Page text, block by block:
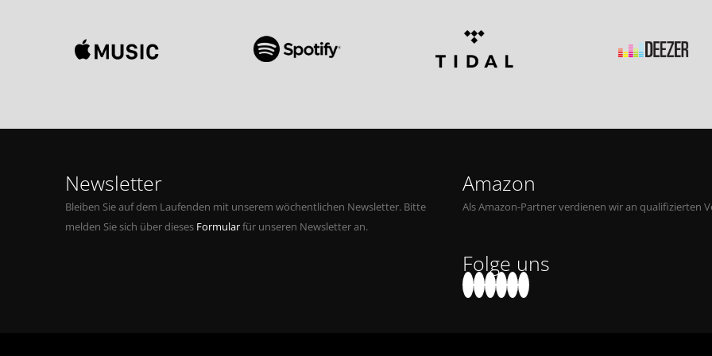
Newsletter
Bleiben Sie auf dem Laufenden mit unserem wöchentlichen Newsletter. Bitte
melden Sie sich über dieses Formularfür unseren Newsletter an.
Amazon
Als Amazon-Partner verdienen wir an qualifizierten
Folge uns